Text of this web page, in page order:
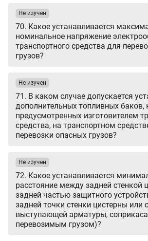
70. Какое устанавливается
номинальное напряжение
транспортного средства для
грузов?
Не изучен
71. В каком случае допускается
дополнительных топливных баков,
предусмотренных изготовителем
средства, на транспортном
перевозки опасных грузов?
Не изучен
72. Какое устанавливается
расстояние между задней стенкой
задней частью защитного
задней точки стенки цистерны или
выступающей арматуры,
перевозимым грузом)?
Не изучен